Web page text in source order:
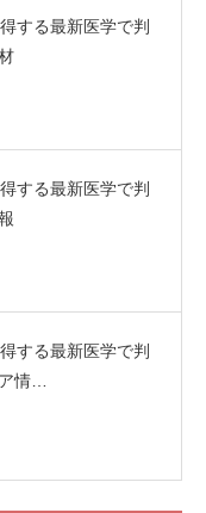
する最新医学で判
する最新医学で判
する最新医学で判
情…